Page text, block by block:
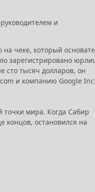
и
чеке, который
зарегистрировано
тысяч долларов, он
и компанию Google
мира. Когда Сабир
концов, остановился на